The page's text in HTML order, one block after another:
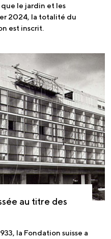
le jardin et les
2024, la totalité du
est inscrit.
au titre des
la Fondation suisse a